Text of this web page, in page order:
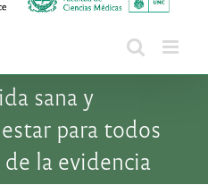
sana y
para todos
la evidencia